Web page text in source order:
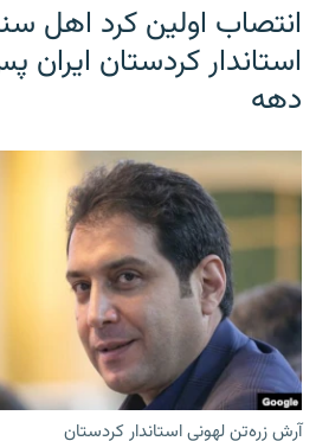
انتصاب اولین کرد اهل
استاندار کردستان ایران
دهه
آرش زره‌تن لهونی استاندار کردستان